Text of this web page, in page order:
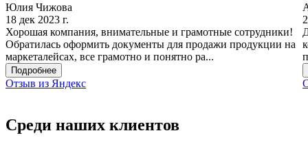
Юлия Чижова
18 дек 2023 г.
Хорошая компания, внимательные и грамотные сотрудники!
Обратилась оформить документы для продажи продукции на
маркеталейсах, все грамотно и понятно ра...
Подробнее
Отзыв из Яндекс
Среди наших клиентов